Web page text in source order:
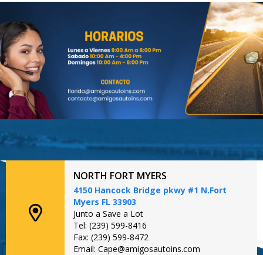
NORTH FORT MYERS
4150 Hancock Bridge pkwy #1 N.Fort
Myers FL 33903
Junto a Save a Lot
Tel: (239) 599-8416
Fax: (239) 599-8472
Email: Cape@amigosautoins.com